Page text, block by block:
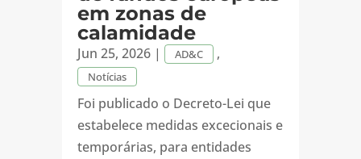
em zonas de
calamidade
Jun 25, 2026| AD&C ,
Notícias
Foi publicado o Decreto-Lei que
estabelece medidas excecionais e
temporárias, para entidades